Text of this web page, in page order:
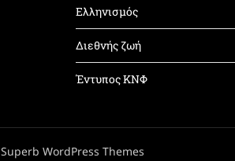
Ελληνισμός
Διεθνής ζωή
Έντυπος ΚΝΦ
Superb WordPress Themes